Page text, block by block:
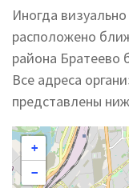
Иногда
расположено
района Братеево
Все адреса
представлены
+
−